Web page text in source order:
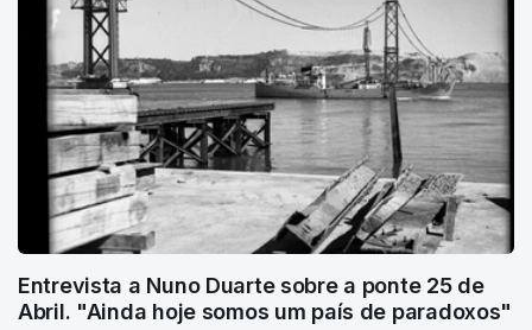
Entrevista a Nuno Duarte sobre a ponte 25 de
Abril. "Ainda hoje somos um país de paradoxos"